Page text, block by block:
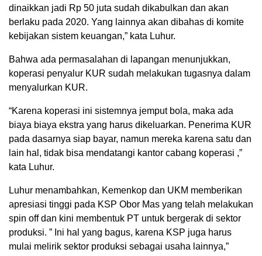
dinaikkan jadi Rp 50 juta sudah dikabulkan dan akan
berlaku pada 2020. Yang lainnya akan dibahas di komite
kebijakan sistem keuangan,” kata Luhur.
Bahwa ada permasalahan di lapangan menunjukkan,
koperasi penyalur KUR sudah melakukan tugasnya dalam
menyalurkan KUR.
“Karena koperasi ini sistemnya jemput bola, maka ada
biaya biaya ekstra yang harus dikeluarkan. Penerima KUR
pada dasarnya siap bayar, namun mereka karena satu dan
lain hal, tidak bisa mendatangi kantor cabang koperasi ,”
kata Luhur.
Luhur menambahkan, Kemenkop dan UKM memberikan
apresiasi tinggi pada KSP Obor Mas yang telah melakukan
spin off dan kini membentuk PT untuk bergerak di sektor
produksi. ” Ini hal yang bagus, karena KSP juga harus
mulai melirik sektor produksi sebagai usaha lainnya,”